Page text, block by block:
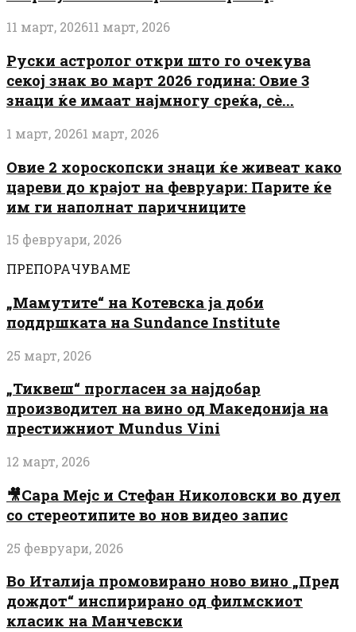
11 март, 202611 март, 2026
Руски астролог откри што го очекува
секој знак во март 2026 година: Овие 3
знаци ќе имаат најмногу среќа, сè...
1 март, 20261 март, 2026
Овие 2 хороскопски знаци ќе живеат како
цареви до крајот на февруари: Парите ќе
им ги наполнат паричниците
15 февруари, 2026
ПРЕПОРАЧУВАМЕ
„Мамутите“ на Котевска ја доби
поддршката на Sundance Institute
25 март, 2026
„Тиквеш“ прогласен за најдобар
производител на вино од Македонија на
престижниот Mundus Vini
12 март, 2026
🎥Сара Мејс и Стефан Николовски во дуел
со стереотипите во нов видео запис
25 февруари, 2026
Во Италија промовирано ново вино „Пред
дождот“ инспирирано од филмскиот
класик на Манчевски